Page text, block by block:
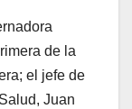
de la
el jefe de
Juan